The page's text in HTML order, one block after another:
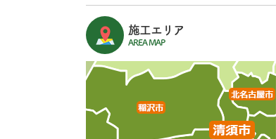
施工エリア
AREA MAP